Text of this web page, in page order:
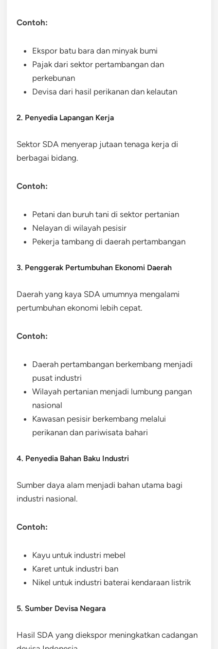
Contoh:
Ekspor batu bara dan minyak bumi
Pajak dari sektor pertambangan dan
perkebunan
Devisa dari hasil perikanan dan kelautan
2. Penyedia Lapangan Kerja
Sektor SDA menyerap jutaan tenaga kerja di
berbagai bidang.
Contoh:
Petani dan buruh tani di sektor pertanian
Nelayan di wilayah pesisir
Pekerja tambang di daerah pertambangan
3. Penggerak Pertumbuhan Ekonomi Daerah
Daerah yang kaya SDA umumnya mengalami
pertumbuhan ekonomi lebih cepat.
Contoh:
Daerah pertambangan berkembang menjadi
pusat industri
Wilayah pertanian menjadi lumbung pangan
nasional
Kawasan pesisir berkembang melalui
perikanan dan pariwisata bahari
4. Penyedia Bahan Baku Industri
Sumber daya alam menjadi bahan utama bagi
industri nasional.
Contoh:
Kayu untuk industri mebel
Karet untuk industri ban
Nikel untuk industri baterai kendaraan listrik
5. Sumber Devisa Negara
Hasil SDA yang diekspor meningkatkan cadangan